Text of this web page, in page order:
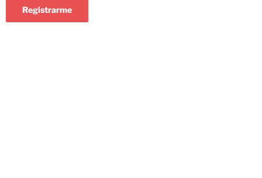
Registrarme